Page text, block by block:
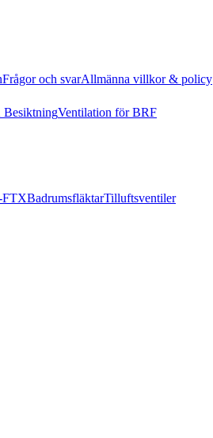
Frågor och svarAllmänna villkor & policy
Ventilation för BRF
BadrumsfläktarTilluftsventiler